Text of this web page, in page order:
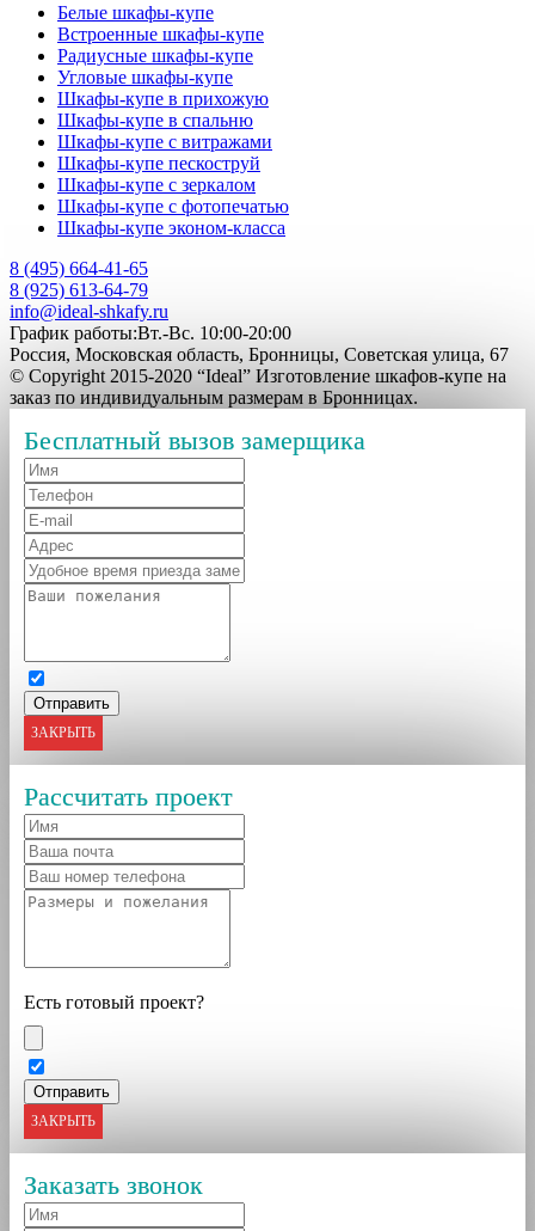
Белые шкафы-купе
Встроенные шкафы-купе
Радиусные шкафы-купе
Угловые шкафы-купе
Шкафы-купе в прихожую
Шкафы-купе в спальню
Шкафы-купе с витражами
Шкафы-купе пескоструй
Шкафы-купе с зеркалом
Шкафы-купе с фотопечатью
Шкафы-купе эконом-класса
8 (495) 664-41-65
8 (925) 613-64-79
info@ideal-shkafy.ru
График работы:Вт.-Вс. 10:00-20:00
Россия, Московская область, Бронницы, Советская улица, 67
© Copyright 2015-2020 “Ideal” Изготовление шкафов-купе на
заказ по индивидуальным размерам в Бронницах.
Бесплатный вызов замерщика
ЗАКРЫТЬ
Рассчитать проект
Есть готовый проект?
ЗАКРЫТЬ
Заказать звонок